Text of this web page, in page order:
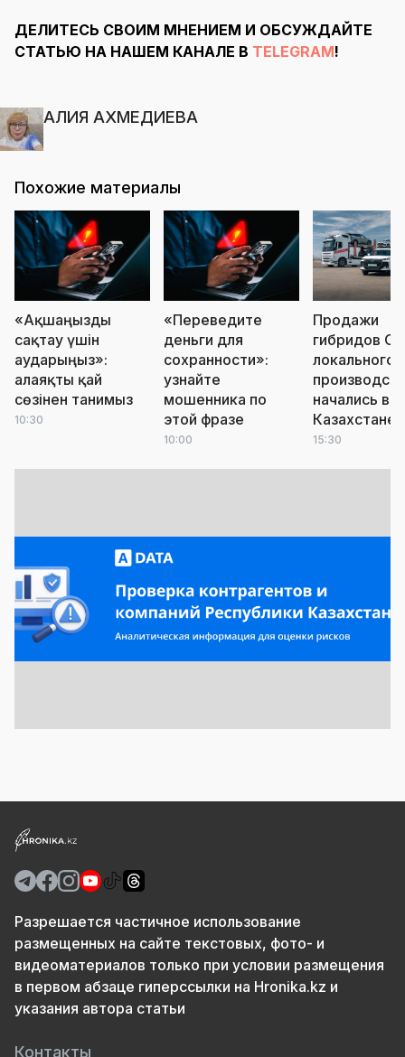
ДЕЛИТЕСЬ СВОИМ МНЕНИЕМ И ОБСУЖДАЙТЕ
СТАТЬЮ НА НАШЕМ КАНАЛЕ В TELEGRAM!
АЛИЯ АХМЕДИЕВА
Похожие материалы
«Ақшаңызды
сақтау үшін
аударыңыз»:
алаяқты қай
сөзінен танимыз
10:30
«Переведите
деньги для
сохранности»:
узнайте
мошенника по
этой фразе
10:00
Продажи
гибридов
локального
начались в
Казахстане
15:30
Разрешается частичное использование
размещенных на сайте текстовых, фото- и
видеоматериалов только при условии размещения
в первом абзаце гиперссылки на Hronika.kz и
указания автора статьи
Контакты